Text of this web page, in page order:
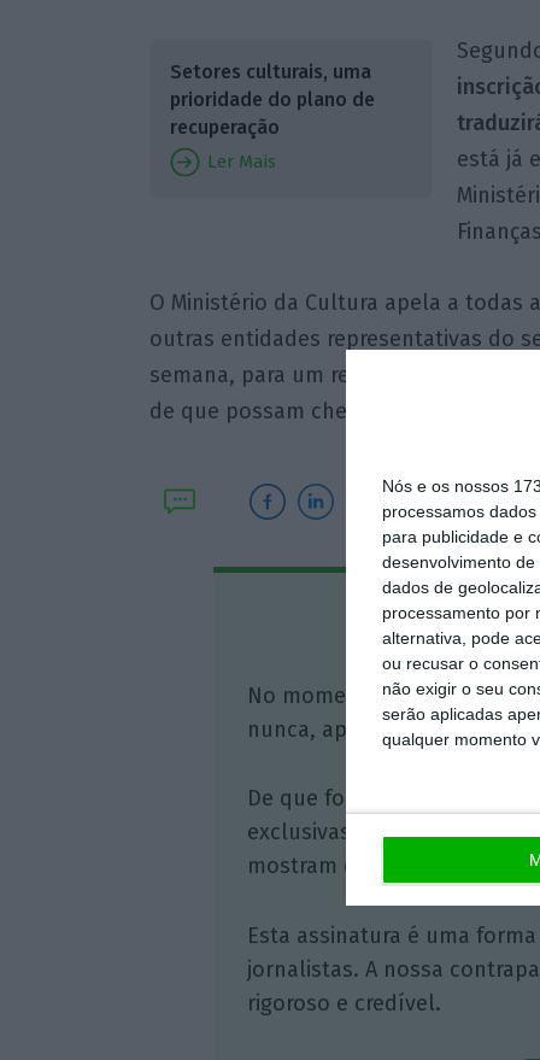
Nós e os nossos
processamos
para publicidade e
desenvolvimento de
dados de
processamento por
alternativa, pode
ou recusar o
não exigir o seu
serão aplicadas
qualquer momento
Setores culturais, uma
prioridade do plano de
recuperação
Ler Mais
está já
O Ministério da Cultura apela a
outras entidades representativas do
semana, para um reforço da
de que possam chegar ao maior
Assine o
No momento em que a
nunca, apoie o jornalismo
De que forma? Assine o
exclusivas, à opinião que
mostram o outro lado da
Esta assinatura é uma
jornalistas. A nossa
rigoroso e credível.